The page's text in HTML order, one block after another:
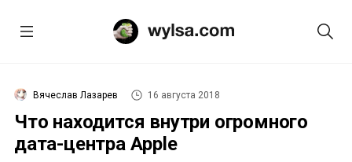
Вячеслав Лазарев 16 августа 2018
Что находится внутри огромного
дата-центра Apple